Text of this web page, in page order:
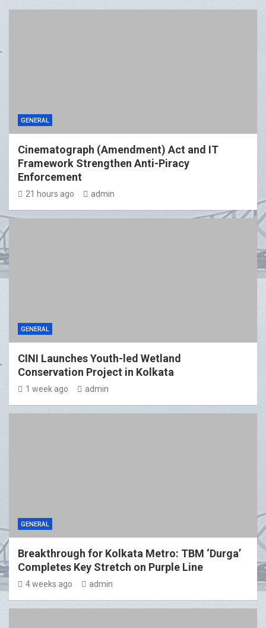
GENERAL
Cinematograph (Amendment) Act and IT
Framework Strengthen Anti-Piracy
Enforcement
21 hours ago admin
GENERAL
CINI Launches Youth-led Wetland
Conservation Project in Kolkata
1 week ago admin
GENERAL
Breakthrough for Kolkata Metro: TBM ‘Durga’
Completes Key Stretch on Purple Line
4 weeks ago admin